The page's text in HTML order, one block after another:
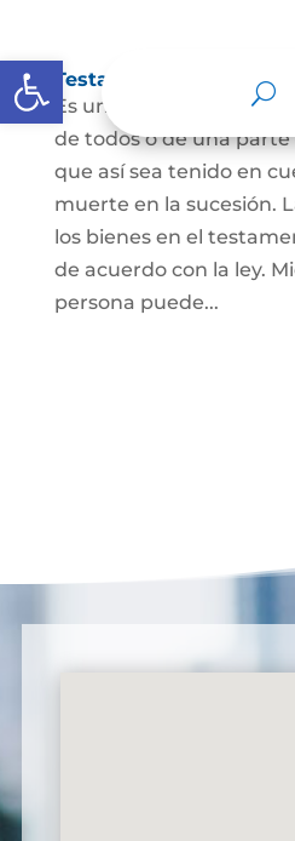
Abrir barra de herramientas
Testamento
Es un acto por el cual
de todos o de una parte
que así sea tenido en
muerte en la sucesión.
los bienes en el
de acuerdo con la ley.
persona puede...